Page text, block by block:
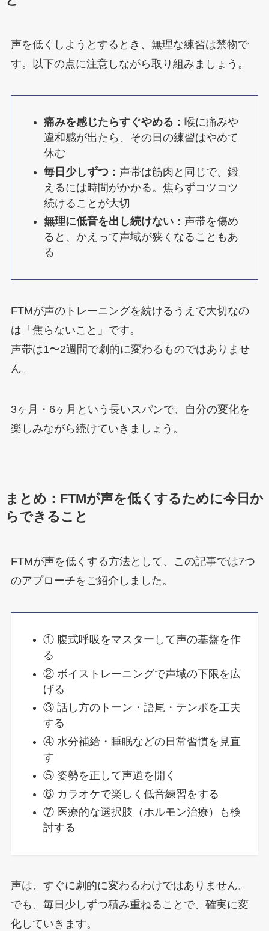
声を低くしようとするとき、無理な練習は禁物で
す。以下の点に注意しながら取り組みましょう。
痛みを感じたらすぐやめる ：喉に痛みや
違和感が出たら、その日の練習はやめて
休む
毎日少しずつ：声帯は筋肉と同じで、鍛
えるには時間がかかる。焦らずコツコツ
続けることが大切
無理に低音を出し続けない：声帯を傷め
ると、かえって声域が狭くなることもあ
る
FTMが声のトレーニングを続けるうえで大切なの
は「焦らないこと」です。
声帯は1〜2週間で劇的に変わるものではありませ
ん。
3ヶ月・6ヶ月という長いスパンで、自分の変化を
楽しみながら続けていきましょう。
まとめ：FTMが声を低くするために今日か
らできること
FTMが声を低くする方法として、この記事では7つ
のアプローチをご紹介しました。
① 腹式呼吸をマスターして声の基盤を作
る
② ボイストレーニングで声域の下限を広
げる
③ 話し方のトーン・語尾・テンポを工夫
する
④ 水分補給・睡眠などの日常習慣を見直
す
⑤ 姿勢を正して声道を開く
⑥ カラオケで楽しく低音練習をする
⑦ 医療的な選択肢（ホルモン治療）も検
討する
声は、すぐに劇的に変わるわけではありません。
でも、毎日少しずつ積み重ねることで、確実に変
化していきます。